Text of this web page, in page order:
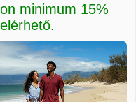
minimum 15%